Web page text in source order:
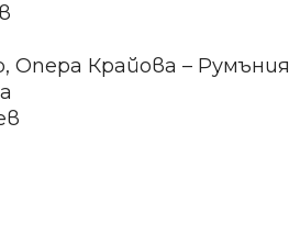
Крайова – Румъния